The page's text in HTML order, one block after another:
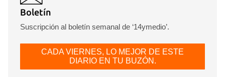
Para poder guardar como favorito, primero has de
iniciar sesión con tu cuenta de 14ymedio.
Boletín
Suscripción al boletín semanal de ‘14ymedio’.
CADA VIERNES, LO MEJOR DE ESTE
DIARIO EN TU BUZÓN.